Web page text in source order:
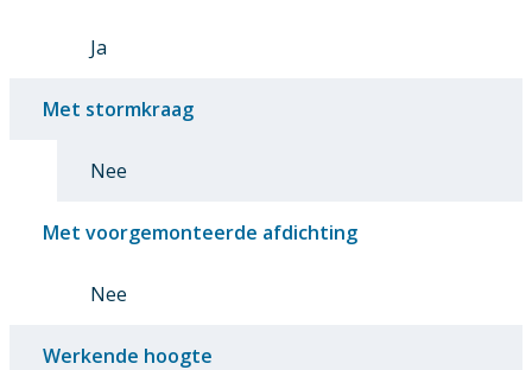
Ja
Met stormkraag
Nee
Met voorgemonteerde afdichting
Nee
Werkende hoogte